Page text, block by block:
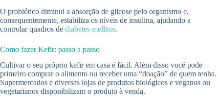
O probiótico diminui a absorção de glicose pelo organismo e,
consequentemente, estabiliza os níveis de insulina, ajudando a
controlar quadros de diabetes mellitus.
Como fazer Kefir: passo a passo
Cultivar o seu próprio kefir em casa é fácil. Além disso você pode
primeiro comprar o alimento ou receber uma “doação” de quem tenha.
Supermercados e diversas lojas de produtos biológicos e veganos ou
vegetarianos disponibilizam o produto à venda.